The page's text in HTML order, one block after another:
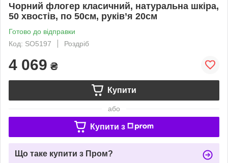
Чорний флогер класичний, натуральна шкіра,
50 хвостів, по 50см, руків’я 20см
Готово до відправки
Код: SO5197
Роздріб
4 069 ₴
Купити
або
Купити з
Що таке купити з Пром?